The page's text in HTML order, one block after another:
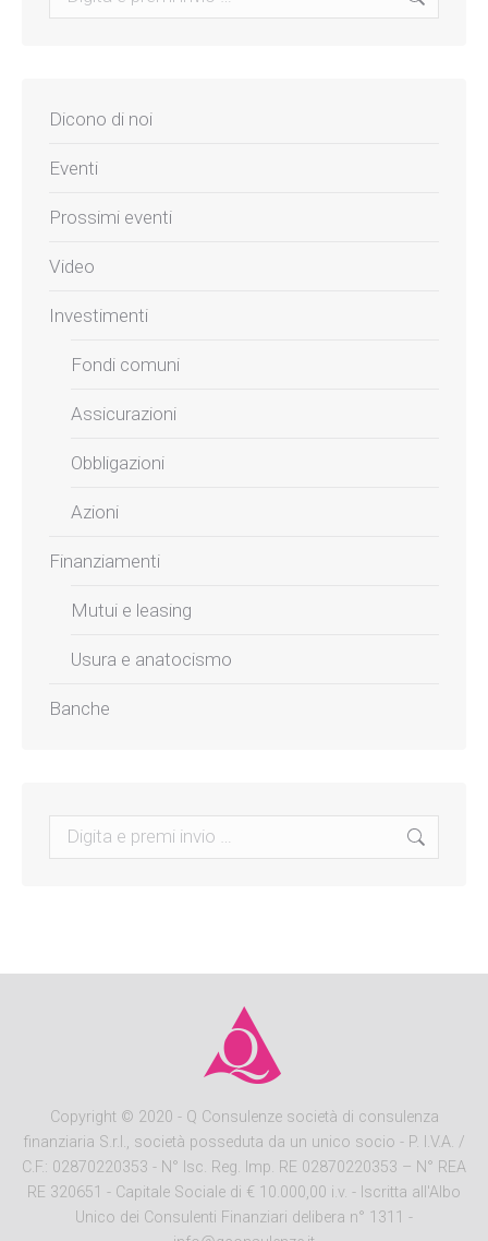
Dicono di noi
Eventi
Prossimi eventi
Video
Investimenti
Fondi comuni
Assicurazioni
Obbligazioni
Azioni
Finanziamenti
Mutui e leasing
Usura e anatocismo
Banche
Search:
Copyright© 2020 - Q Consulenze società di consulenza
finanziaria S.r.l., società posseduta da un unico socio - P. I.V.A. /
C.F.: 02870220353 - N° Isc. Reg. Imp. RE 02870220353 – N° REA
RE 320651 - Capitale Sociale di € 10.000,00 i.v. - Iscritta all'Albo
Unico dei Consulenti Finanziari delibera n° 1311 -